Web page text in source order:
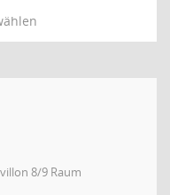
8/9 Raum